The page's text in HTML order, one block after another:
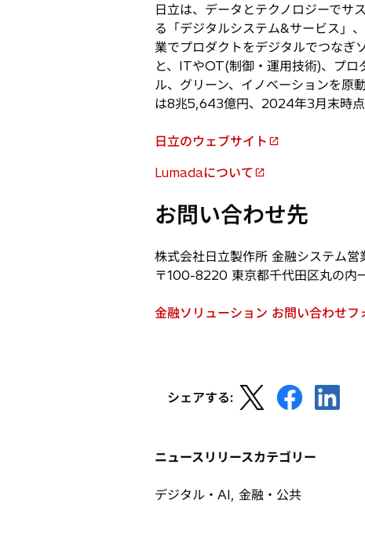
開
く
ブ
で
開
く
日立は、データとテクノロジーでサ
る「デジタルシステム&サービス」
業でプロダクトをデジタルでつなぎ
と、ITやOT(制御・運用技術)、プ
ル、グリーン、イノベーションを
は8兆5,643億円、2024年3月末時点
日立のウェブサイト
新
し
タ
ブ
開
く
Lumadaについて
新
い
ブ
で
く
お問い合わせ先
株式会社日立製作所 金融システム
〒100-8220 東京都千代田区丸の内
金融ソリューション お問い合わせフ
新
く
シェアする:
し
タ
新
し
ニュースリリースカテゴリー
デジタル・AI, 金融・公共